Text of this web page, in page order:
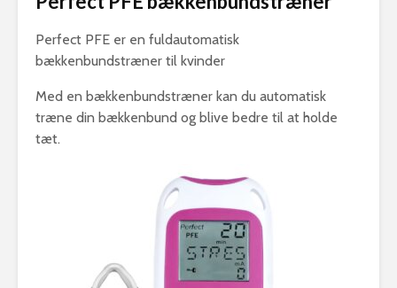
Perfect PFE er en fuldautomatisk
bækkenbundstræner til kvinder
Med en bækkenbundstræner kan du automatisk
træne din bækkenbund og blive bedre til at holde
tæt.